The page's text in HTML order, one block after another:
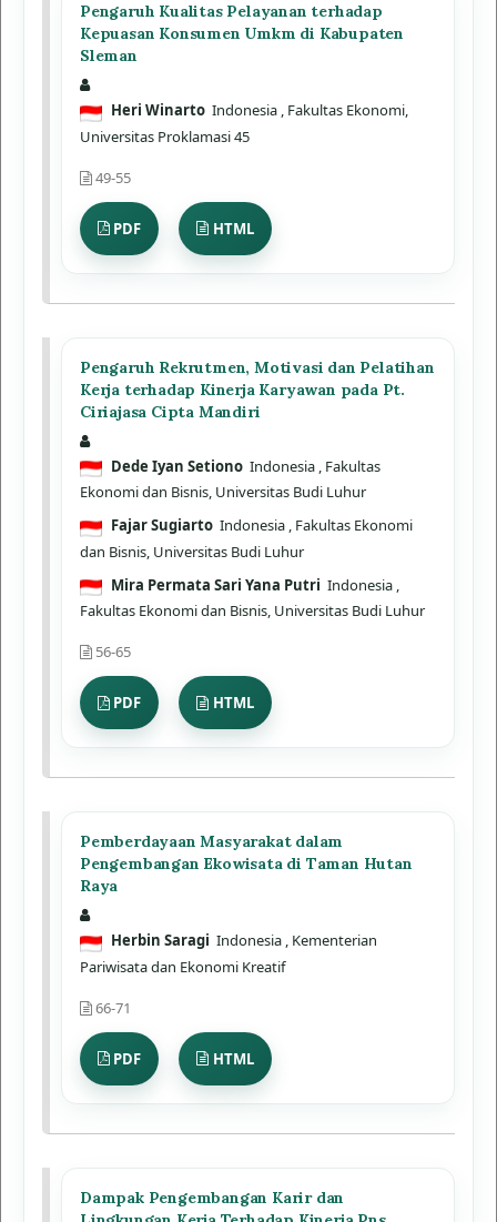
Pengaruh Kualitas Pelayanan terhadap
Kepuasan Konsumen Umkm di Kabupaten
Sleman
Heri Winarto Indonesia , Fakultas Ekonomi,
Universitas Proklamasi 45
49-55
PDF HTML
Pengaruh Rekrutmen, Motivasi dan Pelatihan
Kerja terhadap Kinerja Karyawan pada Pt.
Ciriajasa Cipta Mandiri
Dede Iyan Setiono Indonesia , Fakultas
Ekonomi dan Bisnis, Universitas Budi Luhur
Fajar Sugiarto Indonesia , Fakultas Ekonomi
dan Bisnis, Universitas Budi Luhur
Mira Permata Sari Yana Putri Indonesia ,
Fakultas Ekonomi dan Bisnis, Universitas Budi Luhur
56-65
PDF HTML
Pemberdayaan Masyarakat dalam
Pengembangan Ekowisata di Taman Hutan
Raya
Herbin Saragi Indonesia , Kementerian
Pariwisata dan Ekonomi Kreatif
66-71
PDF HTML
Dampak Pengembangan Karir dan